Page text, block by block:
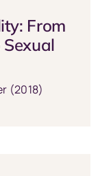
From
(2018)